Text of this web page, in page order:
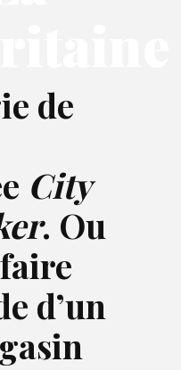
de
City
. Ou
d’un